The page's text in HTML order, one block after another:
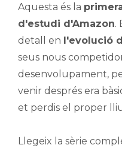
Aquesta és la
d'estudi d'Amazon.
detall en l'evolució
seus nous
desenvolupament,
venir després era
et perdis el proper
Llegeix la sèrie